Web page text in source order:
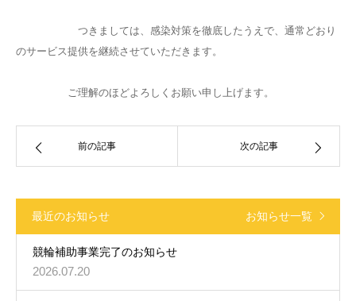
つきましては、感染対策を徹底したうえで、通常どおり
のサービス提供を継続させていただきます。
ご理解のほどよろしくお願い申し上げます。
前の記事 次の記事
最近のお知らせ お知らせ一覧
競輪補助事業完了のお知らせ
2026.07.20